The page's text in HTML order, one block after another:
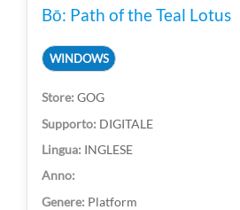
Bō: Path of the Teal Lotus
WINDOWS
GOG
DIGITALE
INGLESE
Platform